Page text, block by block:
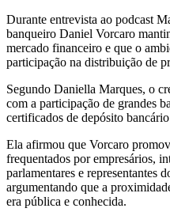
Durante entrevista ao podcast
banqueiro Daniel Vorcaro
mercado financeiro e que o
participação na distribuição de
Segundo Daniella Marques, o
com a participação de grandes
certificados de depósito
Ela afirmou que Vorcaro
frequentados por empresários,
parlamentares e representantes
argumentando que a
era pública e conhecida.